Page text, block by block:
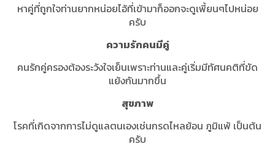
หาคู่ที่ถูกใจท่านยากหน่อยไอ้ที่เข้ามาก็ออกจะดูเพี้ยนๆไปหน่อย
ครับ
ความรักคนมีคู่
คนรักคู่ครองต้องระวังใจเย็นเพราะท่านและคู่เริ่มมีทัศนคติที่ขัด
แย้งกันมากขึ้น
สุขภาพ
โรคที่เกิดจากการไม่ดูแลตนเองเช่นกรดไหลย้อน ภูมิแพ้ เป็นต้น
ครับ